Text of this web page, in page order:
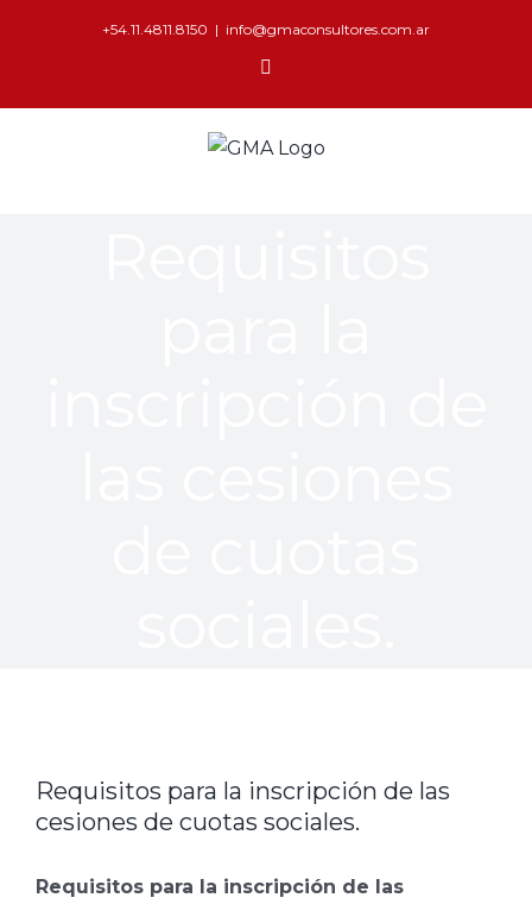
+54.11.4811.8150 | info@gmaconsultores.com.ar
Requisitos para la inscripción de las
cesiones de cuotas sociales.
Requisitos para la inscripción de las